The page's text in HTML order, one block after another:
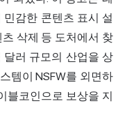
감한 콘텐츠 표시 설
삭제 등 도처에서 찾
달러 규모의 산업을 상
템이 NSFW를 외면하
블코인으로 보상을 지